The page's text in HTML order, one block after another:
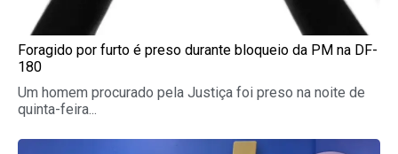
Foragido por furto é preso durante bloqueio da PM na DF-
180
Um homem procurado pela Justiça foi preso na noite de
quinta-feira...